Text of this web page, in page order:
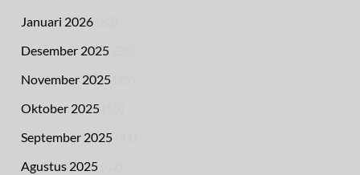
Januari 2026
Desember 2025
November 2025
Oktober 2025
September 2025
Agustus 2025